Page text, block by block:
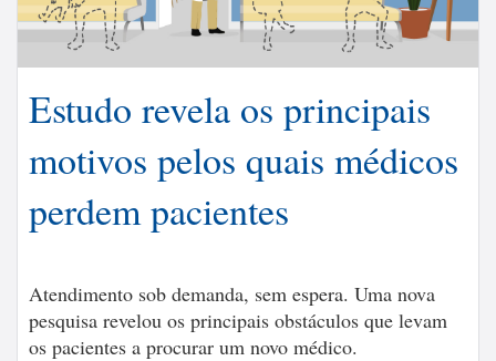
Estudo revela os principais
motivos pelos quais médicos
perdem pacientes
Atendimento sob demanda, sem espera. Uma nova
pesquisa revelou os principais obstáculos que levam
os pacientes a procurar um novo médico.